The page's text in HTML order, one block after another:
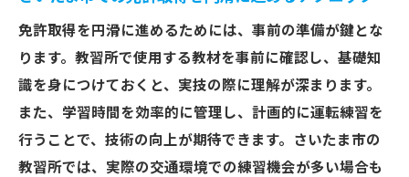
免許取得を円滑に進めるためには、事前の準備が鍵とな
ります。教習所で使用する教材を事前に確認し、基礎知
識を身につけておくと、実技の際に理解が深まります。
また、学習時間を効率的に管理し、計画的に運転練習を
行うことで、技術の向上が期待できます。さいたま市の
教習所では、実際の交通環境での練習機会が多い場合も